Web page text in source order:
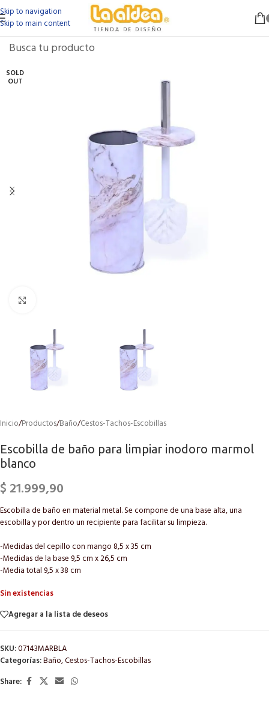
Skip to navigation
Skip to main content
SOLD
OUT
Inicio/Productos/Baño/Cestos-Tachos-Escobillas
Escobilla de baño para limpiar inodoro marmol
blanco
$ 21.999,90
Escobilla de baño en material metal. Se compone de una base alta, una
escobilla y por dentro un recipiente para facilitar su limpieza.
-Medidas del cepillo con mango 8,5 x 35 cm
-Medidas de la base 9,5 cm x 26,5 cm
-Media total 9,5 x 38 cm
Sin existencias
Agregar a la lista de deseos
SKU:07143MARBLA
Categorías:Baño,Cestos-Tachos-Escobillas
Share: